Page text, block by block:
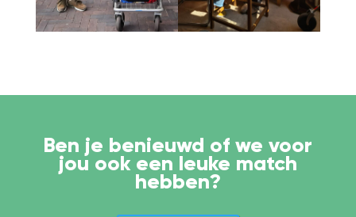
Ben je benieuwd of we voor
jou ook een leuke match
hebben?